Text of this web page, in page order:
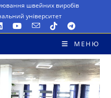
швейних виробів
університет
МЕНЮ